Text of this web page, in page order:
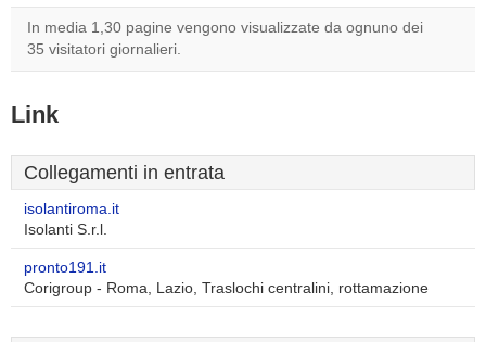
In media 1,30 pagine vengono visualizzate da ognuno dei
35 visitatori giornalieri.
Link
Collegamenti in entrata
isolantiroma.it
Isolanti S.r.l.
pronto191.it
Corigroup - Roma, Lazio, Traslochi centralini, rottamazione